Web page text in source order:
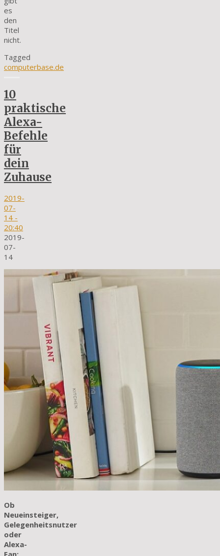
es
den
Titel
nicht.
Tagged
computerbase.de
10
praktische
Alexa-
Befehle
für
dein
Zuhause
2019-
07-
14 -
20:40
2019-
07-
14
Ob
Neueinsteiger,
Gelegenheitsnutzer
oder
Alexa-